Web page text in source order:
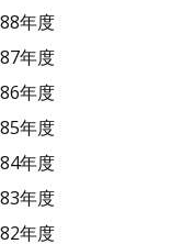
88年度
87年度
86年度
85年度
84年度
83年度
82年度